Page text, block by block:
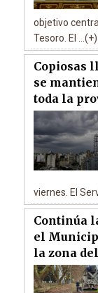
objetivo
Tesoro. El ...(+)
Copiosas
se
toda la
viernes. El
Continúa
el
la zona